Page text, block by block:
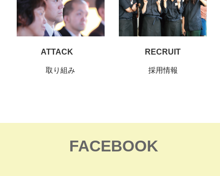
ATTACK
取り組み
RECRUIT
採用情報
FACEBOOK